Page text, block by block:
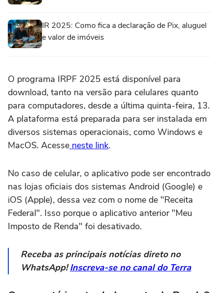
IR 2025: Como fica a declaração de Pix, aluguel
e valor de imóveis
O programa IRPF 2025 está disponível para
download, tanto na versão para celulares quanto
para computadores, desde a última quinta-feira, 13.
A plataforma está preparada para ser instalada em
diversos sistemas operacionais, como Windows e
MacOS. Acesse neste link.
No caso de celular, o aplicativo pode ser encontrado
nas lojas oficiais dos sistemas Android (Google) e
iOS (Apple), dessa vez com o nome de "Receita
Federal". Isso porque o aplicativo anterior "Meu
Imposto de Renda" foi desativado.
Receba as principais notícias direto no
WhatsApp!Inscreva-se no canal do Terra